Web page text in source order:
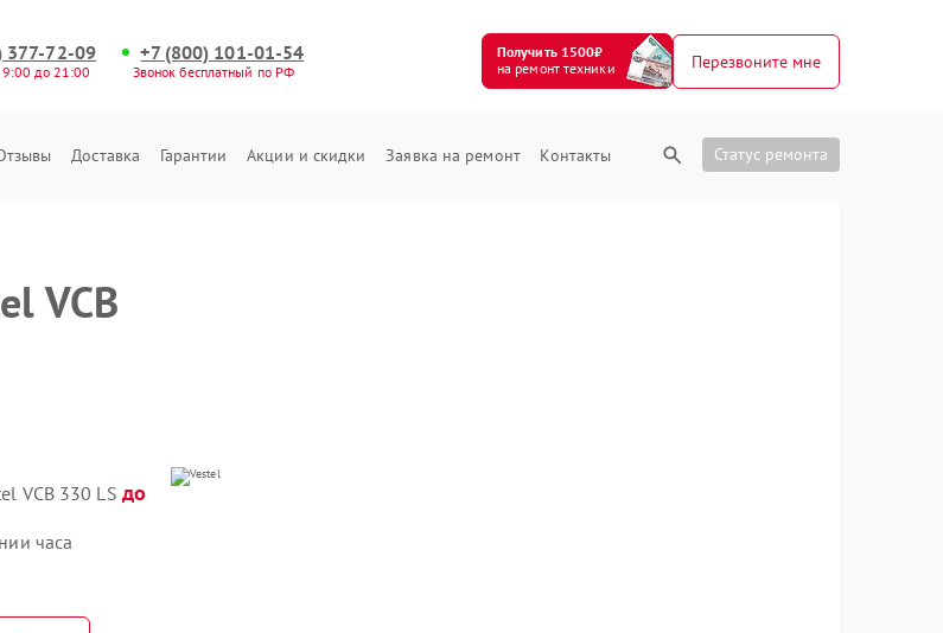
377-72-09
9:00 до 21:00
+7 (800) 101-01-54
Звонок бесплатный по РФ
Получить 1500₽
на ремонт техники
Перезвоните мне
Доставка Гарантии Акции и скидки Заявка на ремонт Контакты Статус ремонта
VCB
VCB 330 LS до
часа